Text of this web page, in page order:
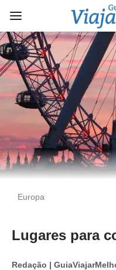
Europa
Lugares para
Redação |